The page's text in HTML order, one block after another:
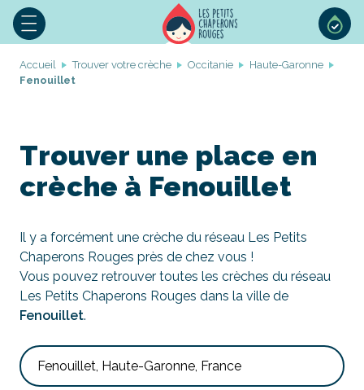
Accueil Trouver votre crèche Occitanie
Haute-Garonne
Fenouillet
Trouver une place en
crèche à Fenouillet
Il y a forcément une crèche du réseau Les Petits
Chaperons Rouges près de chez vous !
Vous pouvez retrouver toutes les crèches du réseau
Les Petits Chaperons Rouges dans la ville de
Fenouillet.